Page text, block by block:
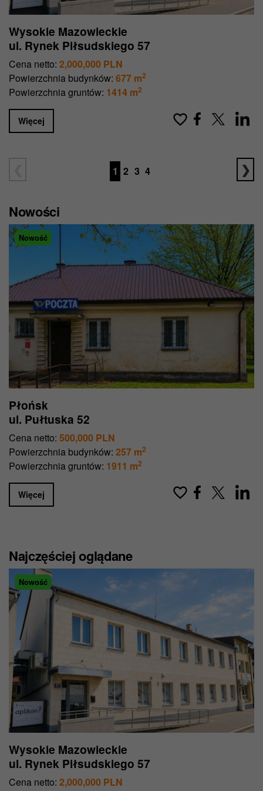
Wysokie Mazowieckie
ul. Rynek Piłsudskiego 57
Cena netto: 2,000,000 PLN
Powierzchnia budynków: 677 m2
Powierzchnia gruntów: 1414 m2
Więcej
1 2 3 4
Nowości
Nowość
Płońsk
ul. Pułtuska 52
Cena netto: 500,000 PLN
Powierzchnia budynków: 257 m2
Powierzchnia gruntów: 1911 m2
Więcej
Najczęściej oglądane
Nowość
Wysokie Mazowieckie
ul. Rynek Piłsudskiego 57
Cena netto: 2,000,000 PLN